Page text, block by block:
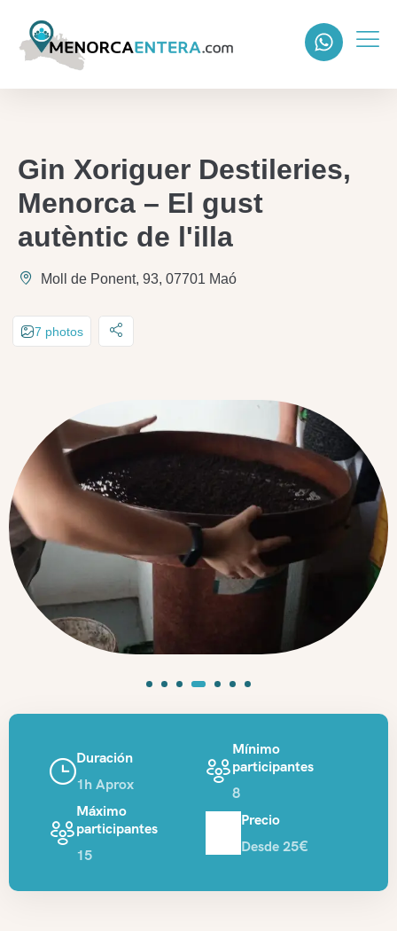
Gin Xoriguer Destileries,
Menorca – El gust
autèntic de l'illa
Moll de Ponent, 93, 07701 Maó
7 photos
Duración
1h Aprox
Mínimo
participantes
8
Máximo
participantes
15
Precio
Desde 25€